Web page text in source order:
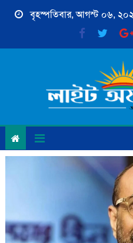
Skip
বৃহস্পতিবার, আগস্ট ০৬,